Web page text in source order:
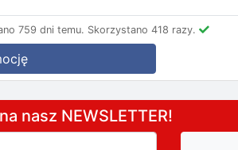
759 dni temu. Skorzystano 418 razy.
nasz NEWSLETTER!